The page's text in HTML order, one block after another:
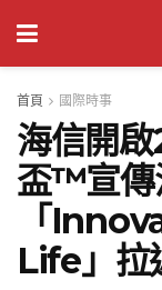
首頁 國際時事
海信開
盃™宣傳
「
Life」拉